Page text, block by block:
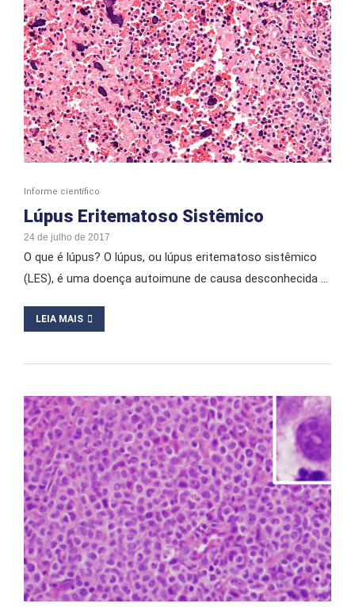
Informe científico
Lúpus Eritematoso Sistêmico
24 de julho de 2017
O que é lúpus? O lúpus, ou lúpus eritematoso sistêmico
(LES), é uma doença autoimune de causa desconhecida …
LEIA MAIS